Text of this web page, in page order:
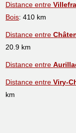
Distance entre
Bois: 410 km
Distance entre
20.9 km
Distance entre
Distance entreViry-
km